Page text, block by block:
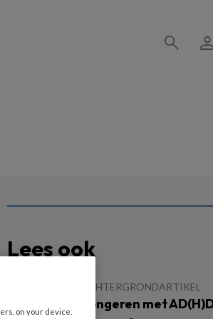
Lees ook
ACHTERGRONDARTIKEL
Kinderen en jongeren met
on your device.